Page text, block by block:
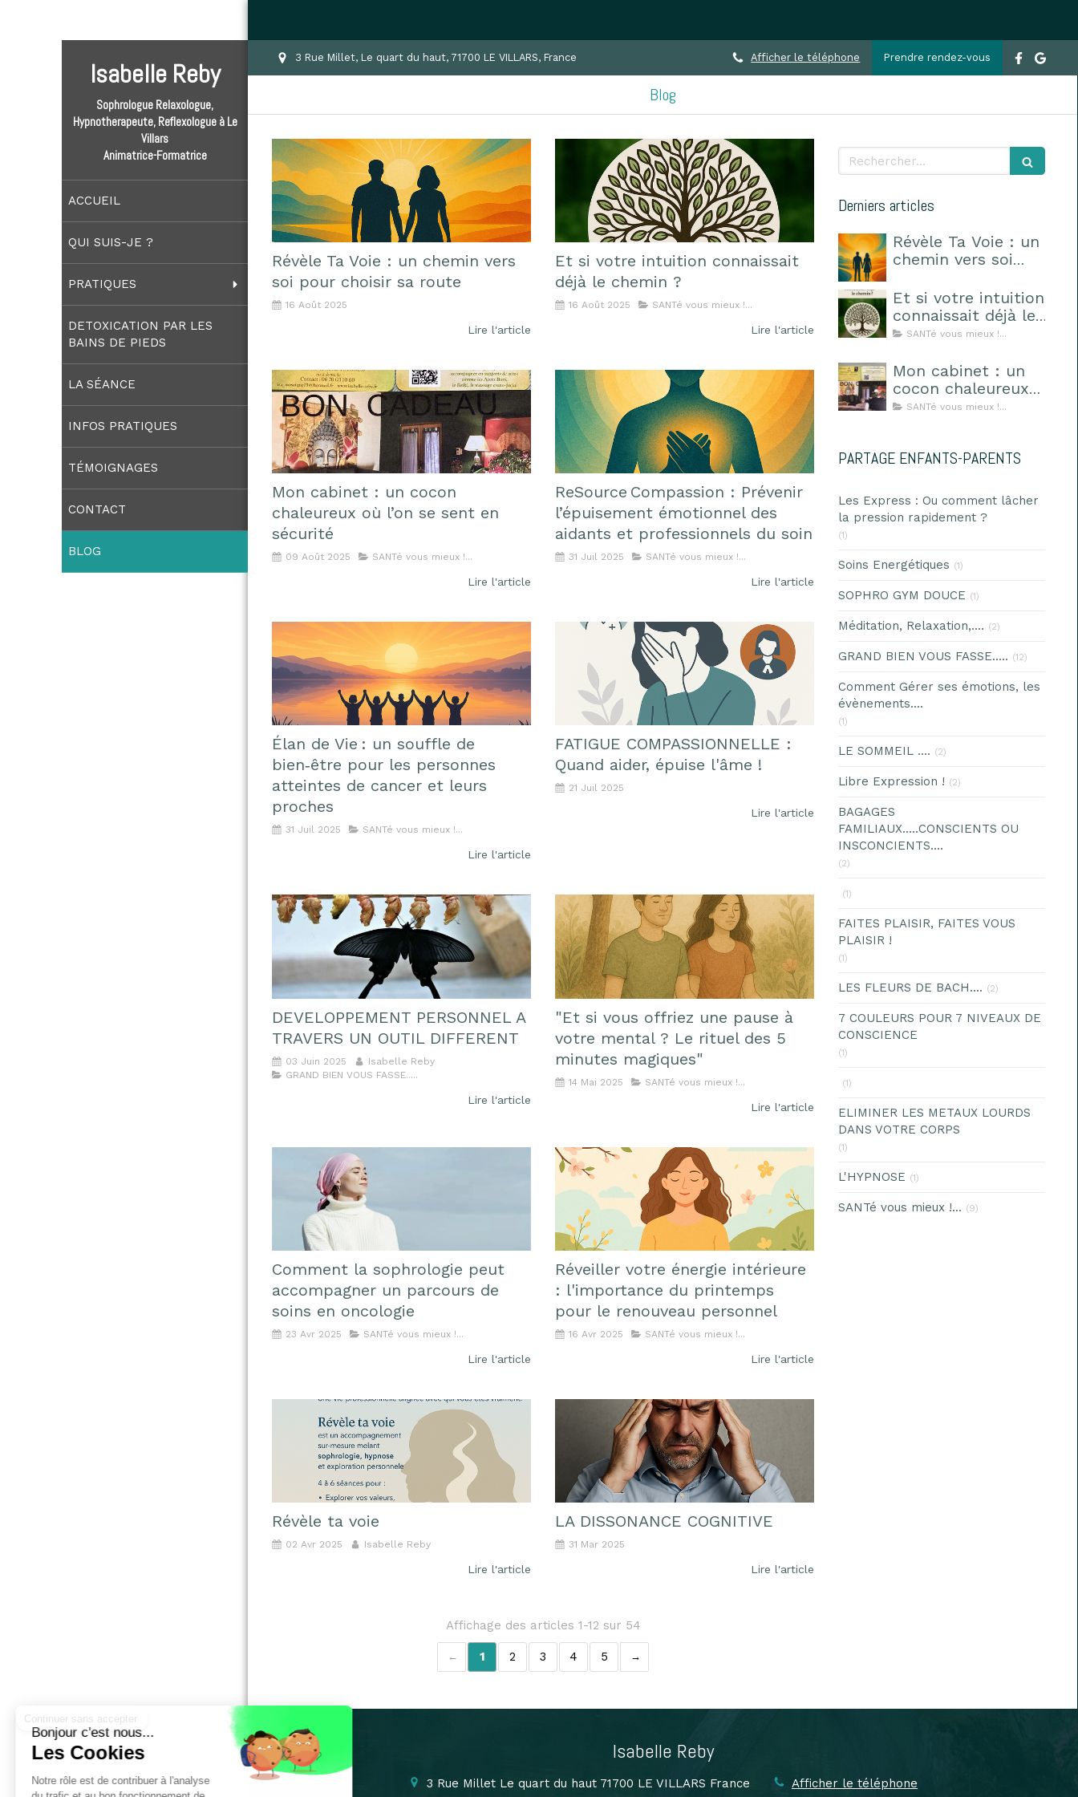
Isabelle Reby
Sophrologue Relaxologue,
Hypnotherapeute, Reflexologue à Le
Villars
Animatrice-Formatrice
ACCUEIL
QUI SUIS-JE ?
PRATIQUES
DETOXICATION PAR LES
BAINS DE PIEDS
LA SÉANCE
INFOS PRATIQUES
TÉMOIGNAGES
CONTACT
BLOG
3 Rue Millet, Le quart du haut, 71700 LE VILLARS, France Prendre rendez-vous
Afficher le téléphone
Blog
Révèle Ta Voie : un chemin vers
soi pour choisir sa route
16 Août 2025
Lire l'article
Et si votre intuition connaissait
déjà le chemin ?
16 Août 2025 SANTé vous mieux !...
Lire l'article
Mon cabinet : un cocon
chaleureux où l’on se sent en
sécurité
09 Août 2025 SANTé vous mieux !...
Lire l'article
ReSource Compassion : Prévenir
l’épuisement émotionnel des
aidants et professionnels du soin
31 Juil 2025 SANTé vous mieux !...
Lire l'article
Élan de Vie : un souffle de
bien‑être pour les personnes
atteintes de cancer et leurs
proches
31 Juil 2025 SANTé vous mieux !...
Lire l'article
FATIGUE COMPASSIONNELLE :
Quand aider, épuise l'âme !
21 Juil 2025
Lire l'article
DEVELOPPEMENT PERSONNEL A
TRAVERS UN OUTIL DIFFERENT
03 Juin 2025
Isabelle Reby
GRAND BIEN VOUS FASSE.....
Lire l'article
"Et si vous offriez une pause à
votre mental ? Le rituel des 5
minutes magiques"
14 Mai 2025 SANTé vous mieux !...
Lire l'article
Comment la sophrologie peut
accompagner un parcours de
soins en oncologie
23 Avr 2025 SANTé vous mieux !...
Lire l'article
Réveiller votre énergie intérieure
: l'importance du printemps
pour le renouveau personnel
16 Avr 2025 SANTé vous mieux !...
Lire l'article
Révèle ta voie
02 Avr 2025 Isabelle Reby
Lire l'article
LA DISSONANCE COGNITIVE
31 Mar 2025
Lire l'article
Affichage des articles 1-12 sur 54
1 2 3 4 5
Rechercher
Derniers articles
Révèle Ta Voie : un
chemin vers soi
route
Et si votre intuition
connaissait déjà le
chemin ?
SANTé vous mieux !...
Mon cabinet : un
cocon chaleureux
où l’on se sent en
SANTé vous mieux !...
PARTAGE ENFANTS-PARENTS
Les Express : Ou comment lâcher
la pression rapidement ?
(1)
Soins Energétiques (1)
SOPHRO GYM DOUCE (1)
Méditation, Relaxation,.... (2)
GRAND BIEN VOUS FASSE..... (12)
Comment Gérer ses émotions, les
évènements....
(1)
LE SOMMEIL .... (2)
Libre Expression ! (2)
BAGAGES
FAMILIAUX.....CONSCIENTS OU
INSCONCIENTS....
(2)
(1)
FAITES PLAISIR, FAITES VOUS
PLAISIR !
(1)
LES FLEURS DE BACH.... (2)
7 COULEURS POUR 7 NIVEAUX DE
CONSCIENCE
(1)
(1)
ELIMINER LES METAUX LOURDS
DANS VOTRE CORPS
(1)
L'HYPNOSE (1)
SANTé vous mieux !... (9)
Isabelle Reby
3 Rue Millet Le quart du haut 71700 LE VILLARS France Afficher le téléphone
Bonjour c'est nous...
Les Cookies
Notre rôle est de contribuer à l'analyse